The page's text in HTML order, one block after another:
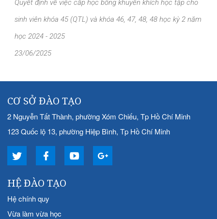
Quyết định về việc cấp học bổng khuyến khích học tập cho
sinh viên khóa 45 (QTL) và khóa 46, 47, 48, 48 học kỳ 2 năm
học 2024 - 2025
23/06/2025
CƠ SỞ ĐÀO TẠO
2 Nguyễn Tất Thành, phường Xóm Chiếu, Tp Hồ Chí Minh
123 Quốc lộ 13, phường Hiệp Bình, Tp Hồ Chí Minh
HỆ ĐÀO TẠO
Hệ chính quy
Vừa làm vừa học